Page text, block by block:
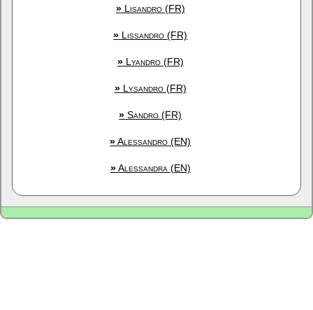
»Lisandro (FR)
» Lissandro (FR)
»Lyandro (FR)
»Lysandro (FR)
» Sandro (FR)
»Alessandro (EN)
»Alessandra (EN)